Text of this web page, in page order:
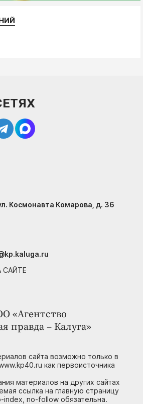
«Агентство
правда – Калуга»
сайта возможно только в
как первоисточника
материалов на других сайтах
ссылка на главную страницу
index, no-follow обязательна.
Космонавта Комарова, д. 36
САЙТЕ